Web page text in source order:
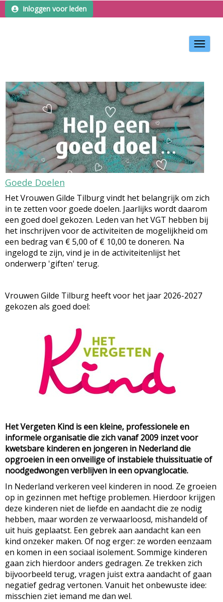
Inloggen voor leden
Toggle
Goede Doelen
Het Vrouwen Gilde Tilburg vindt het belangrijk om zich
in te zetten voor goede doelen. Jaarlijks wordt daarom
een goed doel gekozen. Leden van het VGT hebben bij
het inschrijven voor de activiteiten de mogelijkheid om
een bedrag van € 5,00 of € 10,00 te doneren. Na
ingelogd te zijn, vind je in de activiteitenlijst het
onderwerp 'giften' terug.
Vrouwen Gilde Tilburg heeft voor het jaar 2026-2027
gekozen als goed doel:
Het Vergeten Kind is een kleine, professionele en
informele organisatie die zich vanaf 2009 inzet voor
kwetsbare kinderen en jongeren in Nederland die
opgroeien in een onveilige of instabiele thuissituatie of
noodgedwongen verblijven in een opvanglocatie.
In Nederland verkeren veel kinderen in nood. Ze groeien
op in gezinnen met heftige problemen. Hierdoor krijgen
deze kinderen niet de liefde en aandacht die ze nodig
hebben, maar worden ze verwaarloosd, mishandeld of
uit huis geplaatst. Een gebrek aan aandacht kan een
kind onzeker maken. Of nog erger: ze worden eenzaam
en komen in een sociaal isolement. Sommige kinderen
gaan zich hierdoor anders gedragen. Ze trekken zich
bijvoorbeeld terug, vragen juist extra aandacht of gaan
negatief gedrag vertonen. Vanuit het onbewuste idee:
misschien ziet iemand me dan wel.